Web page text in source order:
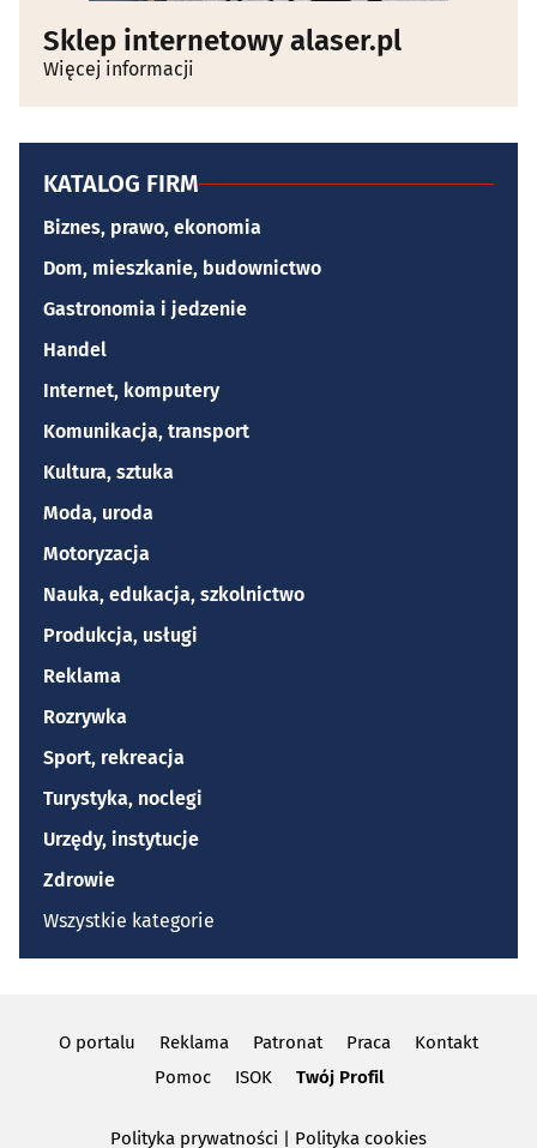
Sklep internetowy alaser.pl
Więcej informacji
KATALOG FIRM
Biznes, prawo, ekonomia
Dom, mieszkanie, budownictwo
Gastronomia i jedzenie
Handel
Internet, komputery
Komunikacja, transport
Kultura, sztuka
Moda, uroda
Motoryzacja
Nauka, edukacja, szkolnictwo
Produkcja, usługi
Reklama
Rozrywka
Sport, rekreacja
Turystyka, noclegi
Urzędy, instytucje
Zdrowie
Wszystkie kategorie
O portalu Reklama Patronat Praca
Kontakt
Pomoc
ISOK Twój Profil
Polityka prywatności | Polityka cookies